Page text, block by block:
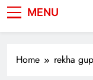
MENU
Home rekha